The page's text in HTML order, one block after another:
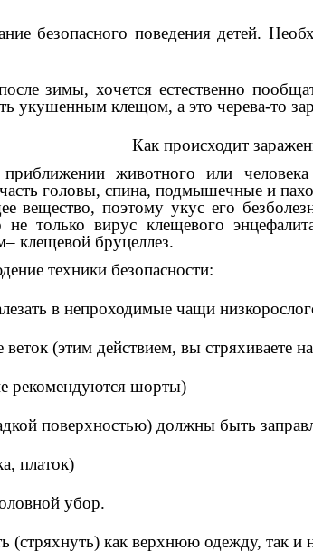
безопасного поведения детей.
зимы, хочется естественно
укушенным клещом, а это черева-то
Как происходит
животного или
головы, спина, подмышечные и
вещество, поэтому укус его
только вирус клещевого
клещевой бруцеллез.
техники безопасности:
в непроходимые чащи
(этим действием, вы стряхиваете
рекомендуются шорты)
поверхностью) должны быть
платок)
убор.
(стряхнуть) как верхнюю одежду, так и